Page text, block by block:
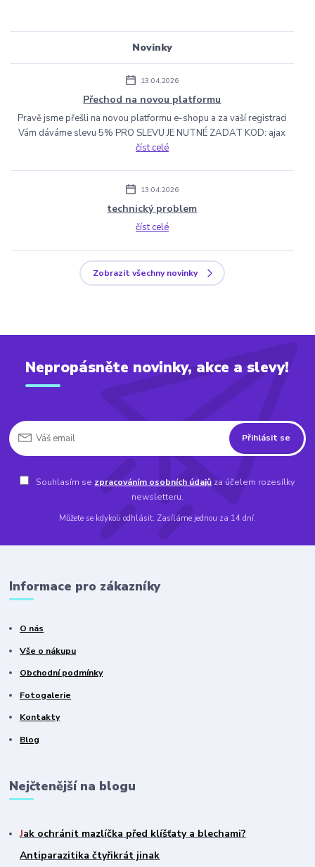
Novinky
13.04.2026
Přechod na novou platformu
Pravě jsme přešli na novou platformu e-shopu a za vaší registraci
Vám dáváme slevu 5% PRO SLEVU JE NUTNÉ ZADAT KOD: ajax
číst celé
13.04.2026
technický problem
číst celé
Zobrazit všechny novinky
Nepropásněte novinky, akce a slevy!
Přihlásit se
Souhlasím se zpracováním osobních údajů za účelem rozesílky
newsletteru.
Můžete se kdykoli odhlásit. Zasíláme jednou za 14 dní.
Informace pro zákazníky
O nás
Vše o nákupu
Obchodní podmínky
Fotogalerie
Kontakty
Blog
Nejčtenější na blogu
Jak ochránit mazlíčka před klíšťaty a blechami?
Antiparazitika čtyřikrát jinak